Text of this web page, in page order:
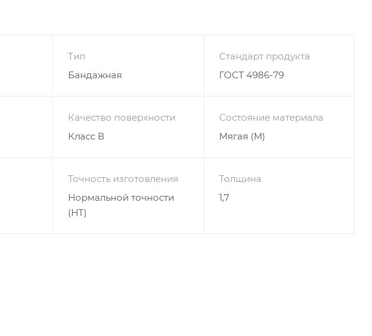
Тип
Бандажная
Стандарт продукта
ГОСТ 4986-79
Качество поверхности
Класс В
Состояние материала
Мягая (М)
Точность изготовления
Нормальной точности
(НТ)
Толщина
1,7